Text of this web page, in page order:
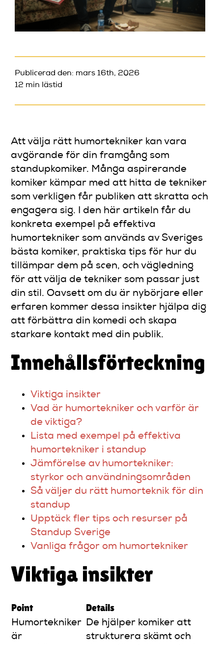
Publicerad den: mars 16th, 2026
12 min lästid
Att välja rätt humortekniker kan vara
avgörande för din framgång som
standupkomiker. Många aspirerande
komiker kämpar med att hitta de tekniker
som verkligen får publiken att skratta och
engagera sig. I den här artikeln får du
konkreta exempel på effektiva
humortekniker som används av Sveriges
bästa komiker, praktiska tips för hur du
tillämpar dem på scen, och vägledning
för att välja de tekniker som passar just
din stil. Oavsett om du är nybörjare eller
erfaren kommer dessa insikter hjälpa dig
att förbättra din komedi och skapa
starkare kontakt med din publik.
Innehållsförteckning
Viktiga insikter
Vad är humortekniker och varför är
de viktiga?
Lista med exempel på effektiva
humortekniker i standup
Jämförelse av humortekniker:
styrkor och användningsområden
Så väljer du rätt humorteknik för din
standup
Upptäck fler tips och resurser på
Standup Sverige
Vanliga frågor om humortekniker
Viktiga insikter
Point Details
Humortekniker
är
De hjälper komiker att
strukturera skämt och